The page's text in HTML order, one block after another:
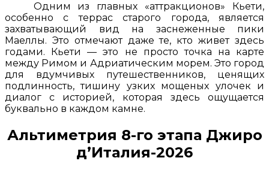
Одним из главных «аттракционов» Кьети,
особенно с террас старого города, является
захватывающий вид на заснеженные пики
Маеллы. Это отмечают даже те, кто живет здесь
годами. Кьети — это не просто точка на карте
между Римом и Адриатическим морем. Это город
для вдумчивых путешественников, ценящих
подлинность, тишину узких мощеных улочек и
диалог с историей, которая здесь ощущается
буквально в каждом камне.
Альтиметрия 8-го этапа Джиро
д’Италия-2026